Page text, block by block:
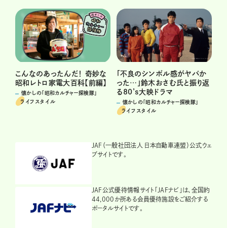
こんなのあったんだ！ 奇妙な
昭和レトロ家電大百科【前編】
懐かしの「昭和カルチャー探検隊」
ライフスタイル
「不良のシンボル感がヤバか
った…」鈴木おさむ氏と振り返
る80’s大映ドラマ
懐かしの「昭和カルチャー探検隊」
ライフスタイル
JAF（一般社団法人 日本自動車連盟）公式ウェ
ブサイトです。
JAF公式優待情報サイト「JAFナビ」は、全国約
44,000か所ある会員優待施設をご紹介する
ポータルサイトです。